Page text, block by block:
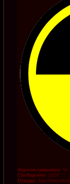
Зарегистрирован: Чт
Сообщения: 1607
Откуда: San-Francisco